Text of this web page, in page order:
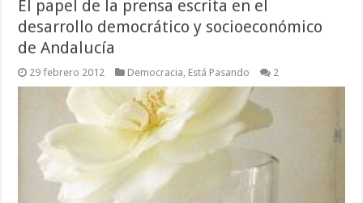
El papel de la prensa escrita en el
desarrollo democrático y socioeconómico
de Andalucía
29 febrero 2012 Democracia Está Pasando 2